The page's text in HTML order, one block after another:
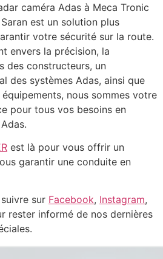
caméra Adas à Meca Tronic
est un solution plus
votre sécurité sur la route.
envers la précision, la
des constructeurs, un
des systèmes Adas, ainsi que
nous sommes votre
pour tous vos besoins en
est là pour vous offrir un
garantir une conduite en
sur Facebook, Instagram,
rester informé de nos dernières